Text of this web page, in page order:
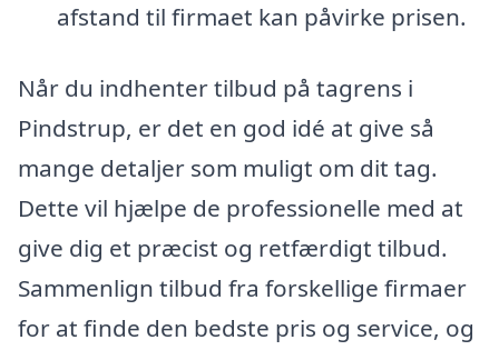
afstand til firmaet kan påvirke prisen.
Når du indhenter tilbud på tagrens i
Pindstrup, er det en god idé at give så
mange detaljer som muligt om dit tag.
Dette vil hjælpe de professionelle med at
give dig et præcist og retfærdigt tilbud.
Sammenlign tilbud fra forskellige firmaer
for at finde den bedste pris og service, og